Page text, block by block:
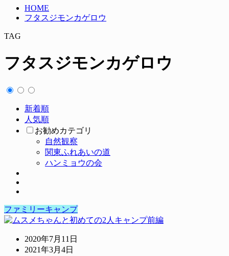
HOME
フタスジモンカゲロウ
TAG
フタスジモンカゲロウ
新着順
人気順
お勧めカテゴリ
自然観察
関東ふれあいの道
ハンミョウの会
ファミリーキャンプ
2020年7月11日
2021年3月4日